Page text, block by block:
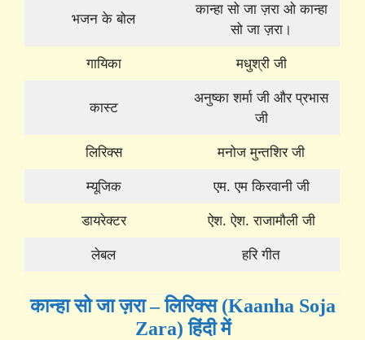
भजन के बोल
कान्हा सो जा ज़रा ओ कान्हा
सो जा ज़रा।
गायिका मधुश्री जी
कास्ट
अनुष्का शर्मा जी और प्रभास
जी
लिरिक्स मनोज मुन्तशिर जी
म्यूजिक एम. एम किरवानी जी
डायरेक्टर ऐश. ऐश. राजामौली जी
लेबल हरि गीत
कान्हा सो जा ज़रा – लिरिक्स (Kaanha Soja
Zara) हिंदी में